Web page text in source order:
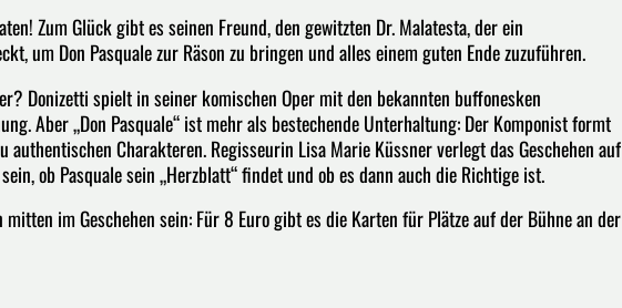
Zum Glück gibt es seinen Freund, den gewitzten Dr. Malatesta, der ein
um Don Pasquale zur Räson zu bringen und alles einem guten Ende zuzuführen.
Donizetti spielt in seiner komischen Oper mit den bekannten buffonesken
Aber „Don Pasquale“ ist mehr als bestechende Unterhaltung: Der Komponist formt
Charakteren. Regisseurin Lisa Marie Küssner verlegt das Geschehen auf
ob Pasquale sein „Herzblatt“ findet und ob es dann auch die Richtige ist.
im Geschehen sein: Für 8 Euro gibt es die Karten für Plätze auf der Bühne an der